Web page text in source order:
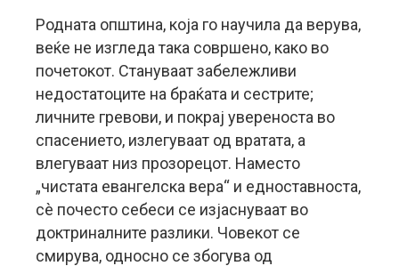
Родната општина, која го научила да верува,
веќе не изгледа така совршено, како во
почетокот. Стануваат забележливи
недостатоците на браќата и сестрите;
личните гревови, и покрај увереноста во
спасението, излегуваат од вратата, а
влегуваат низ прозорецот. Наместо
„чистата евангелска вера“ и едноставноста,
сè почесто себеси се изјаснуваат во
доктриналните разлики. Човекот се
смирува, односно се збогува од